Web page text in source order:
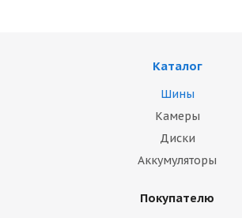
Каталог
Шины
Камеры
Диски
Аккумуляторы
Покупателю